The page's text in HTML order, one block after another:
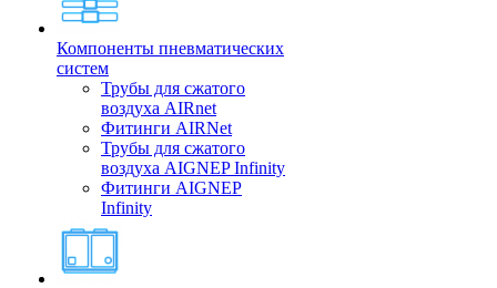
Компоненты пневматических
систем
Трубы для сжатого
воздуха AIRnet
Фитинги AIRNet
Трубы для сжатого
воздуха AIGNEP Infinity
Фитинги AIGNEP
Infinity